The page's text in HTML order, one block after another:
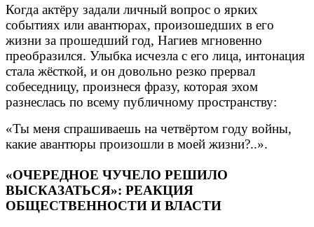
Когда актёру задали личный вопрос о ярких
событиях или авантюрах, произошедших в его
жизни за прошедший год, Нагиев мгновенно
преобразился. Улыбка исчезла с его лица, интонация
стала жёсткой, и он довольно резко прервал
собеседницу, произнеся фразу, которая эхом
разнеслась по всему публичному пространству:
«Ты меня спрашиваешь на четвёртом году войны,
какие авантюры произошли в моей жизни?..».
«ОЧЕРЕДНОЕ ЧУЧЕЛО РЕШИЛО
ВЫСКАЗАТЬСЯ»: РЕАКЦИЯ
ОБЩЕСТВЕННОСТИ И ВЛАСТИ